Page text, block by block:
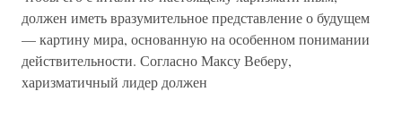
года. (события 11 сентября 2001 года стартовали эту
попытку. — пер.) Орудие захвата власти готово:
мафиозная